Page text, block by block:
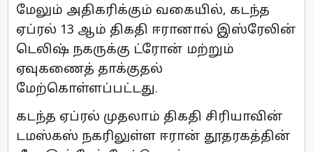
மேலும் அதிகரிக்கும் வகையில், கடந்த
ஏப்ரல் 13 ஆம் திகதி ஈரானால் இஸ்ரேலின்
டெலிஷ் நகருக்கு ட்ரோன் மற்றும்
ஏவுகணைத் தாக்குதல்
மேற்கொள்ளப்பட்டது.
கடந்த ஏப்ரல் முதலாம் திகதி சிரியாவின்
டமஸ்கஸ் நகரிலுள்ள ஈரான் தூதரகத்தின்